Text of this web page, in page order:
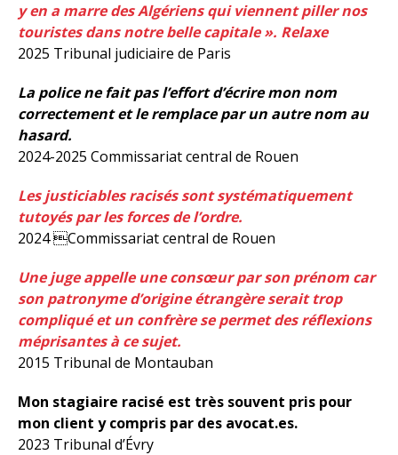
y en a marre des Algériens qui viennent piller nos
touristes dans notre belle capitale ». Relaxe
2025 Tribunal judiciaire de Paris
La police ne fait pas l’effort d’écrire mon nom
correctement et le remplace par un autre nom au
hasard.
2024-2025 Commissariat central de Rouen
Les justiciables racisés sont systématiquement
tutoyés par les forces de l’ordre.
2024 Commissariat central de Rouen
Une juge appelle une consœur par son prénom car
son patronyme d’origine étrangère serait trop
compliqué et un confrère se permet des réflexions
méprisantes à ce sujet.
2015 Tribunal de Montauban
Mon stagiaire racisé est très souvent pris pour
mon client y compris par des avocat.es.
2023 Tribunal d’Évry